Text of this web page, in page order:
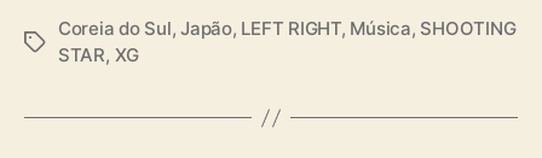
T
s
Coreia do Sul,Japão, LEFT RIGHT, Música, SHOOTING
STAR, XG